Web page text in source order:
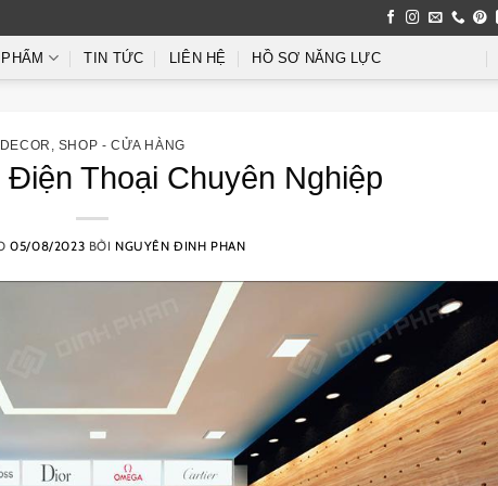
TIN TỨC LIÊN HỆ HỒ SƠ NĂNG LỰC
DECOR SHOP - CỬA HÀNG
Thoại Chuyên Nghiệp
05/08/2023 BỞI NGUYÊN ĐINH PHAN